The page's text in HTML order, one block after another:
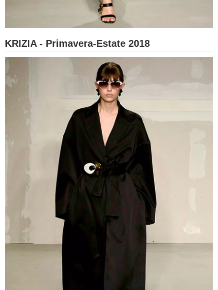
KRIZIA - Primavera-Estate 2018